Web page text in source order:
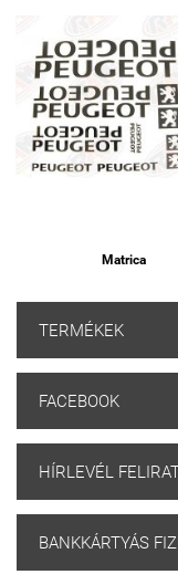
Matrica
TERMÉKEK
FACEBOOK
HÍRLEVÉL
BANKKÁRTYÁS